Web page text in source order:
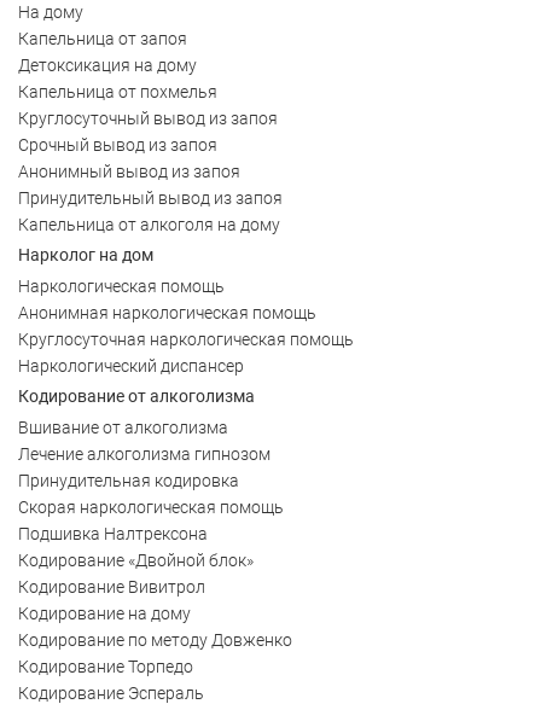
На дому
Капельница от запоя
Детоксикация на дому
Капельница от похмелья
Круглосуточный вывод из запоя
Срочный вывод из запоя
Анонимный вывод из запоя
Принудительный вывод из запоя
Капельница от алкоголя на дому
Нарколог на дом
Наркологическая помощь
Анонимная наркологическая помощь
Круглосуточная наркологическая помощь
Наркологический диспансер
Кодирование от алкоголизма
Вшивание от алкоголизма
Лечение алкоголизма гипнозом
Принудительная кодировка
Скорая наркологическая помощь
Подшивка Налтрексона
Кодирование «Двойной блок»
Кодирование Вивитрол
Кодирование на дому
Кодирование по методу Довженко
Кодирование Торпедо
Кодирование Эспераль